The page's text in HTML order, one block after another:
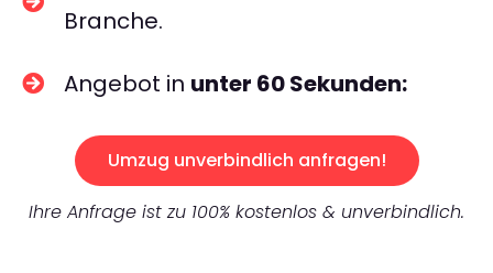
Branche.
Angebot in unter 60 Sekunden:
Umzug unverbindlich anfragen!
Ihre Anfrage ist zu 100% kostenlos & unverbindlich.